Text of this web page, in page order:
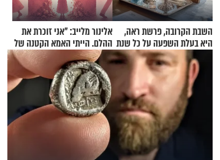
השבת הקרובה, פרשת ראה,
היא בעלת השפעה על כל שנת
תשפ"ז
אלינור מלייב: "אני זוכרת את
ההלם. הייתי האמא הקטנה של
הבית"